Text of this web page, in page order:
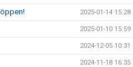
2025-01-14 15:28
2025-01-10 15:59
2024-12-05 10:31
2024-11-18 16:35